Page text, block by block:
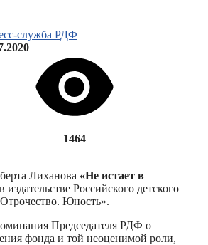
служба РДФ
1464
Лиханова «Не истает в
Российского детского
Юность».
Председателя РДФ о
фонда и той неоценимой роли,